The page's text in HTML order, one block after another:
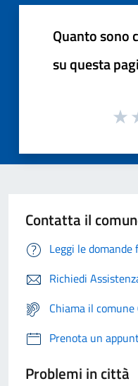
Quanto sono
su questa
Contatta il
Leggi le
Richiedi
Chiama il
Prenota un
Problemi in città